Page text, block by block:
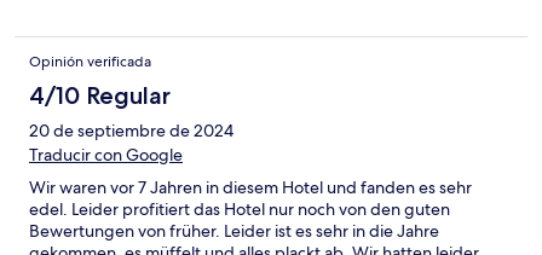
Opinión verificada
4/10 Regular
20 de septiembre de 2024
Traducir con Google
Wir waren vor 7 Jahren in diesem Hotel und fanden es sehr
edel. Leider profitiert das Hotel nur noch von den guten
Bewertungen von früher. Leider ist es sehr in die Jahre